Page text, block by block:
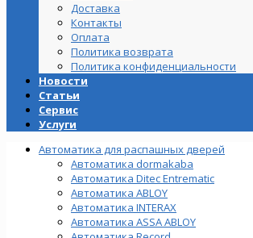
Доставка
Контакты
Оплата
Политика возврата
Политика конфиденциальности
Новости
Статьи
Сервис
Услуги
Автоматика для распашных дверей
Автоматика dormakaba
Автоматика Ditec Entrematic
Автоматика ABLOY
Автоматика INTERAX
Автоматика ASSA ABLOY